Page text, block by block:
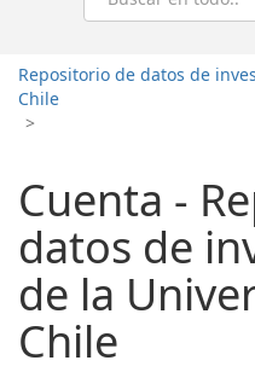
Repositorio de datos de
Chile
>
Cuenta -
datos de
de la
Chile